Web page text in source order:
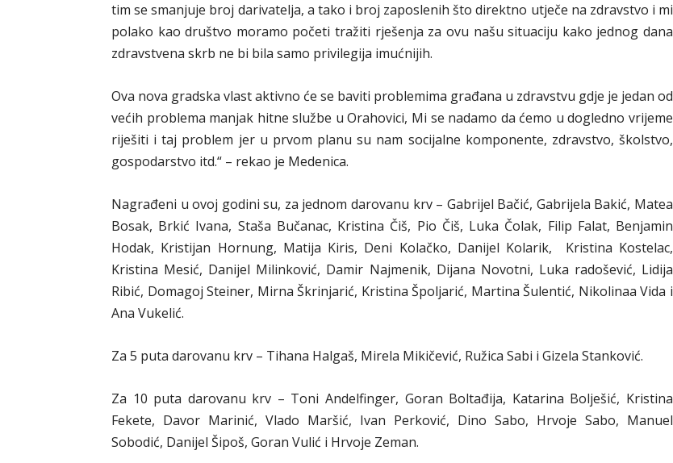
tim se smanjuje broj darivatelja, a tako i broj zaposlenih što direktno utječe na zdravstvo i mi
polako kao društvo moramo početi tražiti rješenja za ovu našu situaciju kako jednog dana
zdravstvena skrb ne bi bila samo privilegija imućnijih.
Ova nova gradska vlast aktivno će se baviti problemima građana u zdravstvu gdje je jedan od
većih problema manjak hitne službe u Orahovici, Mi se nadamo da ćemo u dogledno vrijeme
riješiti i taj problem jer u prvom planu su nam socijalne komponente, zdravstvo, školstvo,
gospodarstvo itd.“ – rekao je Medenica.
Nagrađeni u ovoj godini su, za jednom darovanu krv – Gabrijel Bačić, Gabrijela Bakić, Matea
Bosak, Brkić Ivana, Staša Bučanac, Kristina Čiš, Pio Čiš, Luka Čolak, Filip Falat, Benjamin
Hodak, Kristijan Hornung, Matija Kiris, Deni Kolačko, Danijel Kolarik, Kristina Kostelac,
Kristina Mesić, Danijel Milinković, Damir Najmenik, Dijana Novotni, Luka radošević, Lidija
Ribić, Domagoj Steiner, Mirna Škrinjarić, Kristina Špoljarić, Martina Šulentić, Nikolinaa Vida i
Ana Vukelić.
Za 5 puta darovanu krv – Tihana Halgaš, Mirela Mikičević, Ružica Sabi i Gizela Stanković.
Za 10 puta darovanu krv – Toni Andelfinger, Goran Boltađija, Katarina Bolješić, Kristina
Fekete, Davor Marinić, Vlado Maršić, Ivan Perković, Dino Sabo, Hrvoje Sabo, Manuel
Sobodić, Danijel Šipoš, Goran Vulić i Hrvoje Zeman.